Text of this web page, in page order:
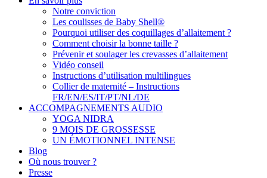
Notre conviction
Les coulisses de Baby Shell®
Pourquoi utiliser des coquillages d’allaitement ?
Comment choisir la bonne taille ?
Prévenir et soulager les crevasses d’allaitement
Vidéo conseil
Instructions d’utilisation multilingues
Collier de maternité – Instructions
FR/EN/ES/IT/PT/NL/DE
ACCOMPAGNEMENTS AUDIO
YOGA NIDRA
9 MOIS DE GROSSESSE
UN ÉMOTIONNEL INTENSE
Blog
Où nous trouver ?
Presse